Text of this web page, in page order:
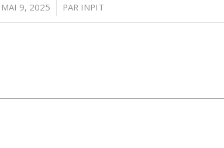
MAI 9, 2025
/ PAR INPIT